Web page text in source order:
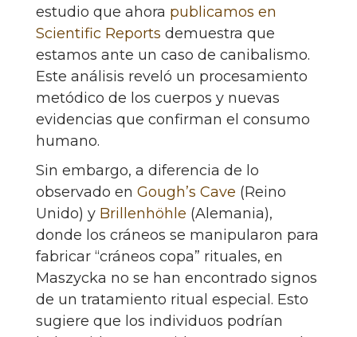
estudio que ahora publicamos en
Scientific Reports demuestra que
estamos ante un caso de canibalismo.
Este análisis reveló un procesamiento
metódico de los cuerpos y nuevas
evidencias que confirman el consumo
humano.
Sin embargo, a diferencia de lo
observado en Gough’s Cave (Reino
Unido) y Brillenhöhle (Alemania),
donde los cráneos se manipularon para
fabricar “cráneos copa” rituales, en
Maszycka no se han encontrado signos
de un tratamiento ritual especial. Esto
sugiere que los individuos podrían